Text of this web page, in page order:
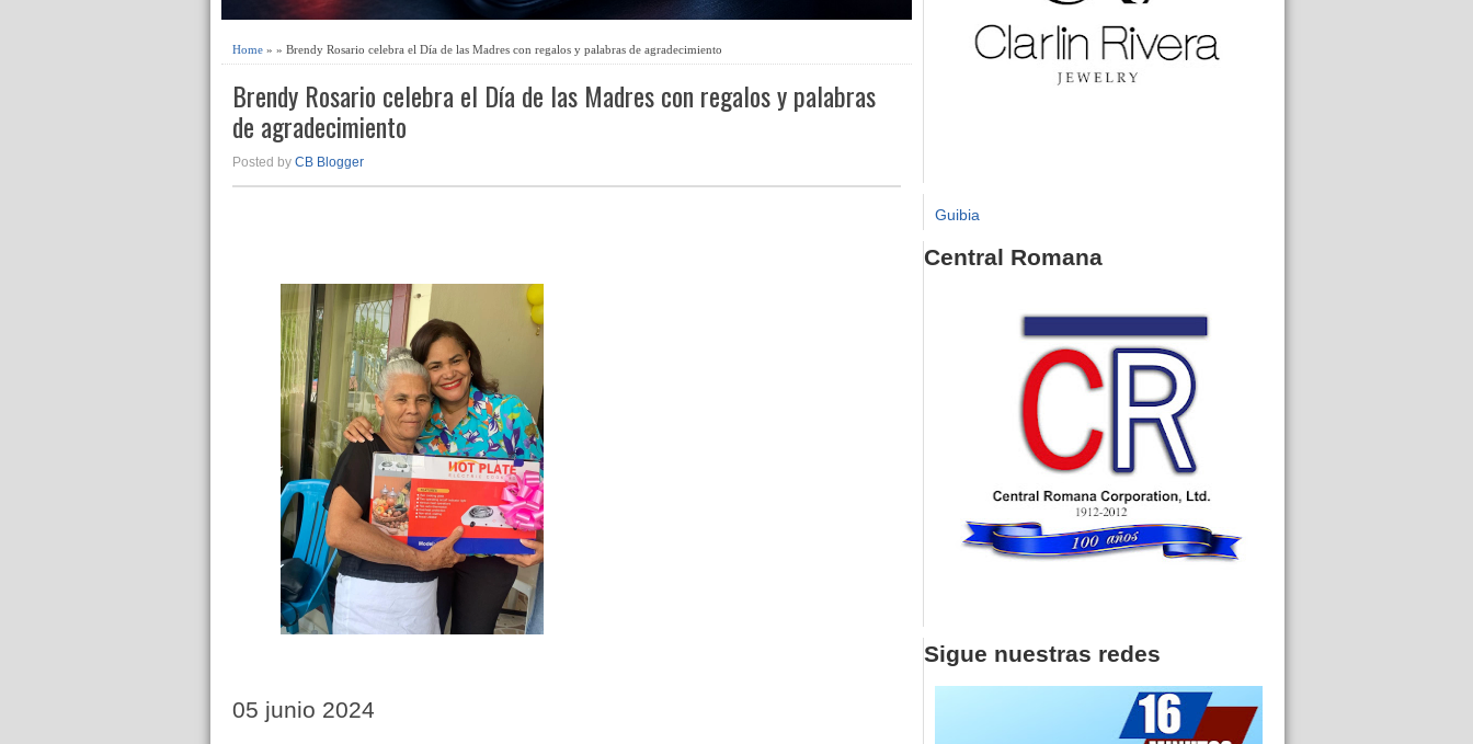
Home » » Brendy Rosario celebra el Día de las Madres con regalos y palabras de agradecimiento
Brendy Rosario celebra el Día de las Madres con regalos y palabras
de agradecimiento
Posted by CB Blogger
05 junio 2024
Guibia
Central Romana
Sigue nuestras redes